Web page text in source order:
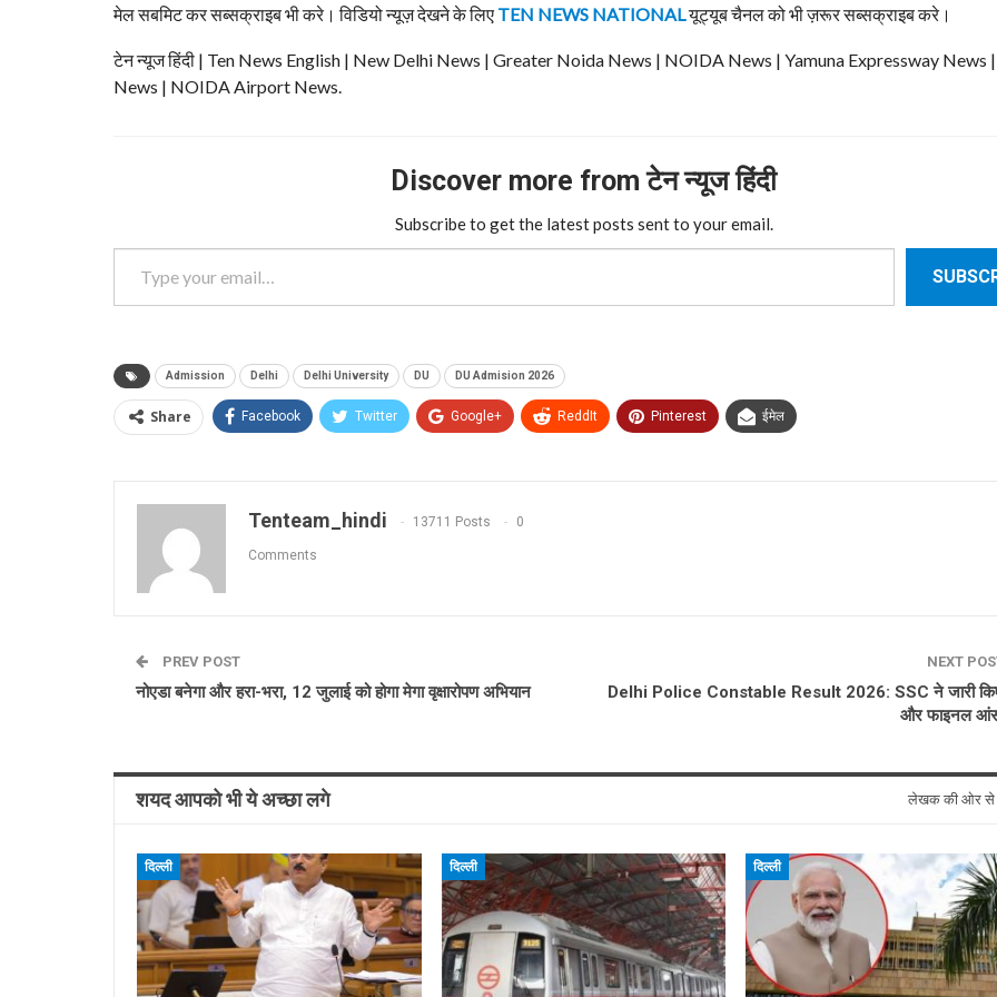
मेल सबमिट कर सब्सक्राइब भी करे। विडियो न्यूज़ देखने के लिए TEN NEWS NATIONAL यूट्यूब चैनल को भी ज़रूर सब्सक्राइब करे।
टेन न्यूज हिंदी | Ten News English | New Delhi News | Greater Noida News | NOIDA News | Yamuna Expressway News
News | NOIDA Airport News.
Discover more from टेन न्यूज हिंदी
Subscribe to get the latest posts sent to your email.
Type your email…
Admission Delhi Delhi University DU DU Admision 2026
Share Facebook Twitter Google+ ReddIt Pinterest ईमेल
Tenteam_hindi 13711 Posts 0
Comments
PREV POST
नोएडा बनेगा और हरा-भरा, 12 जुलाई को होगा मेगा वृक्षारोपण अभियान
NEXT
Delhi Police Constable Result 2026: SSC ने जारी
और फाइनल
शयद आपको भी ये अच्छा लगे लेखक की ओर से
दिल्ली दिल्ली दिल्ली